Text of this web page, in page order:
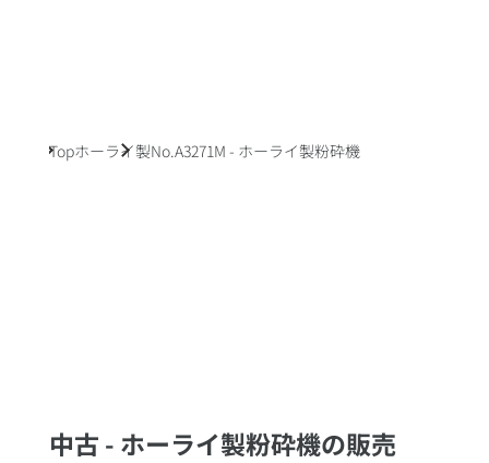
Topホーライ製No.A3271M - ホーライ製粉砕機
中古 - ホーライ製粉砕機の販売